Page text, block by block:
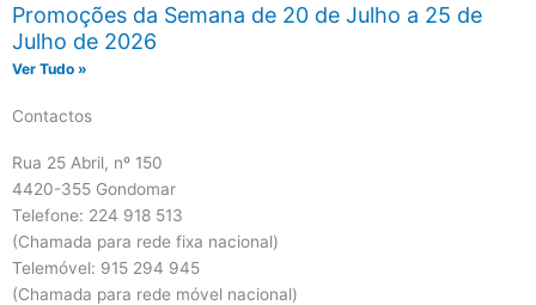
Promoções da Semana de 20 de Julho a 25 de
Julho de 2026
Ver Tudo »
Contactos
Rua 25 Abril, nº 150
4420-355 Gondomar
Telefone: 224 918 513
(Chamada para rede fixa nacional)
Telemóvel: 915 294 945
(Chamada para rede móvel nacional)